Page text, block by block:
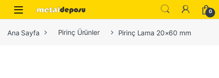
Skip to navigation
Skip to content
0
Ana Sayfa Pirinç Ürünler Pirinç Lama 20×60 mm